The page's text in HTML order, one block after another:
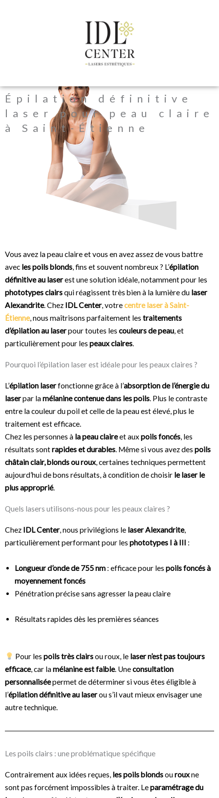
Épilation définitive
laser pour peau claire
à Saint-Étienne
Vous avez la peau claire et vous en avez assez de vous battre
avec les poils blonds, fins et souvent nombreux ? L’épilation
définitive au laserest une solution idéale, notamment pour les
phototypes clairsqui réagissent très bien à la lumière du laser
Alexandrite. Chez IDL Center, votrecentre laser à Saint-
Étienne, nous maîtrisons parfaitement les traitements
d’épilation au laserpour toutes les couleurs de peau, et
particulièrement pour les peaux claires.
Pourquoi l’épilation laser est idéale pour les peaux claires ?
L’épilation laserfonctionne grâce à l’absorption de l’énergie du
laserpar lamélanine contenue dans les poils. Plus le contraste
entre la couleur du poil et celle de la peau est élevé, plus le
traitement est efficace.
Chez les personnes à la peau claireet auxpoils foncés, les
résultats sontrapides et durables. Même si vous avez des poils
châtain clair, blonds ou roux, certaines techniques permettent
aujourd’hui de bons résultats, à condition de choisir le laser le
plus approprié.
Quels lasers utilisons-nous pour les peaux claires ?
Chez IDL Center, nous privilégions le laser Alexandrite,
particulièrement performant pour les phototypes I à III :
Longueur d’onde de 755 nm : efficace pour les poils foncés à
moyennement foncés
Pénétration précise sans agresser la peau claire
Résultats rapides dès les premières séances
Pour les poils très clairsou roux, le laser n’est pas toujours
efficace, car lamélanine est faible. Uneconsultation
personnaliséepermet de déterminer si vous êtes éligible à
l’épilation définitive au laserou s’il vaut mieux envisager une
autre technique.
Les poils clairs : une problématique spécifique
Contrairement aux idées reçues, les poils blondsourouxne
sont pas forcément impossibles à traiter. Leparamétrage du